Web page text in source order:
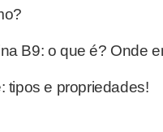
B9: o que é? Onde
tipos e propriedades!